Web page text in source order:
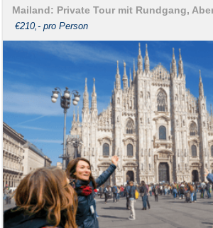
Mailand: Private Tour mit Rundgang,
€210,- pro Person